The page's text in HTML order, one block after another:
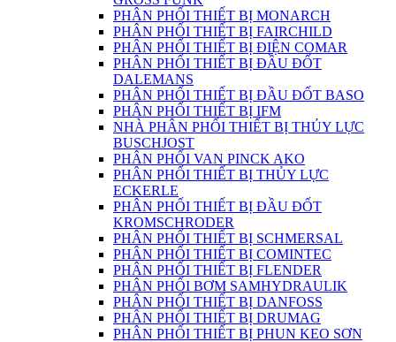
PHÂN PHỐI THIẾT BỊ MONARCH
PHÂN PHỐI THIẾT BỊ FAIRCHILD
PHÂN PHỐI THIẾT BỊ ĐIỆN COMAR
PHÂN PHỐI THIẾT BỊ ĐẦU ĐỐT
DALEMANS
PHÂN PHỐI THIẾT BỊ ĐẦU ĐỐT BASO
PHÂN PHỐI THIẾT BỊ IFM
NHÀ PHÂN PHỐI THIẾT BỊ THỦY LỰC
BUSCHJOST
PHÂN PHỐI VAN PINCK AKO
PHÂN PHỐI THIẾT BỊ THỦY LỰC
ECKERLE
PHÂN PHỐI THIẾT BỊ ĐẦU ĐỐT
KROMSCHRODER
PHÂN PHỐI THIẾT BỊ SCHMERSAL
PHÂN PHỐI THIẾT BỊ COMINTEC
PHÂN PHỐI THIẾT BỊ FLENDER
PHÂN PHỐI BƠM SAMHYDRAULIK
PHÂN PHỐI THIẾT BỊ DANFOSS
PHÂN PHỐI THIẾT BỊ DRUMAG
PHÂN PHỐI THIẾT BỊ PHUN KEO SƠN